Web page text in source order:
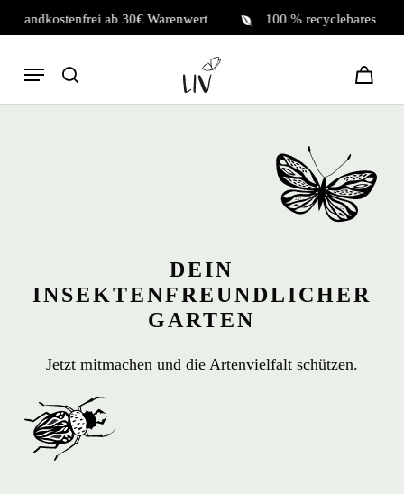
to
content
ab 30€ Warenwert 100 % recyclebares
search
Menu
DEIN
INSEKTENFREUNDLICHER
GARTEN
Jetzt mitmachen und die Artenvielfalt schützen.